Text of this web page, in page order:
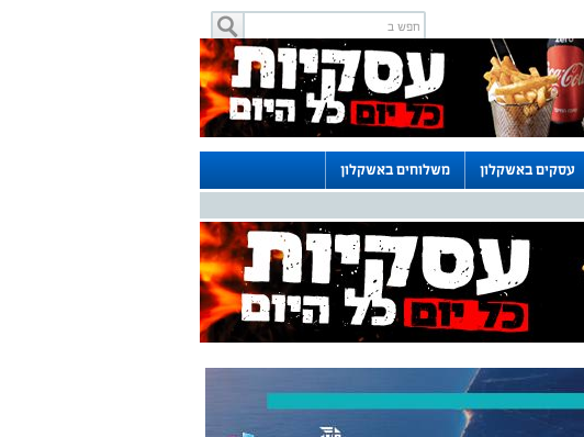
עסקים באשקלון משלוחים באשקלון